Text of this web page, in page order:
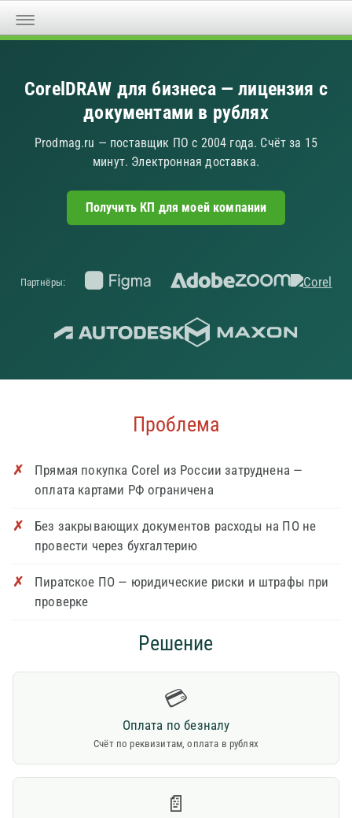
CorelDRAW для бизнеса — лицензия с
документами в рублях
Prodmag.ru — поставщик ПО с 2004 года. Счёт за 15
минут. Электронная доставка.
Получить КП для моей компании
Партнёры:
Проблема
Прямая покупка Corel из России затруднена —
оплата картами РФ ограничена
Без закрывающих документов расходы на ПО не
провести через бухгалтерию
Пиратское ПО — юридические риски и штрафы при
проверке
Решение
💳
Оплата по безналу
Счёт по реквизитам, оплата в рублях
📄